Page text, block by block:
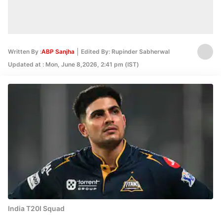
Written By :ABP Sanjha
Edited By: Rupinder Sabherwal
Updated at : Mon, June 8,2026, 2:41 pm (IST)
India T20I Squad